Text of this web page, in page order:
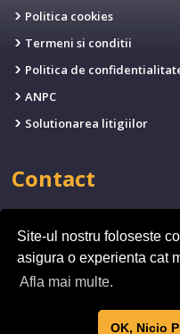
Site-ul nostru foloseste
asigura o experienta cat
Afla mai multe.
OK, Nicio
Politica cookies
Termeni si conditii
Politica de
ANPC
Solutionarea litigiilor
Contact
TELEFON:
ADRESA:bld.
Romania